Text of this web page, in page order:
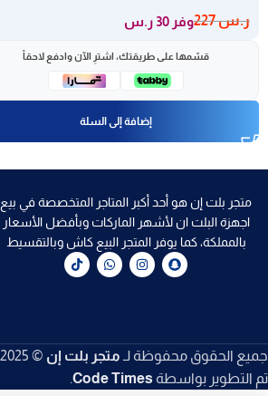
ر.س227 وفر 30 ر.س
قسّمها على طريقتك، اشترِ الآن وادفع لاحقاً
إضافة إلى السلة
متجر بلت إن هو أحد أكبر المتاجر المتخصصة في بيع
اجهزة البلت ان لأشهر الماركات وبأفضل الأسعار
بالمملكة، كما يوفر المتجر البيع كاش وبالتقسيط
جميع الحقوق محفوظة لـ متجر بلت إن © 2025.
تم التطوير بواسطة Code Times
.